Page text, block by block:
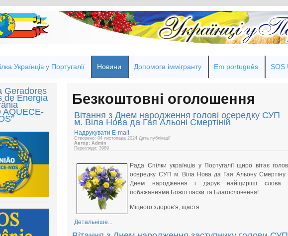
Українців у Португалії Новини Допомога іммігранту Em português SOS
Geradores
de Energia
AQUECE-
Безкоштовні оголошення
Вітання з Днем народження голові осередку СУП
м. Віла Нова да Гая Альоні Смертіній
Надрукувати E-mail
Створено: 04 листопада 2024 Дата публікації
Автор: Admin
Перегляди: 3989
Рада Спілки українців у Португалії щиро вітає
осередку СУП м. Віла Нова да Гая Альону Смертіну
Днем народження і дарує найщиріші слова
побажаннями Божої ласки та Благословення!
Міцного здоров’я, щастя
Детальніше...